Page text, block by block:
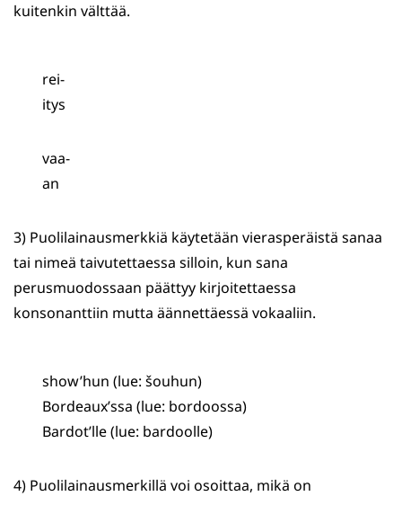
kuitenkin välttää.
rei-
itys
vaa-
an
3) Puolilainausmerkkiä käytetään vierasperäistä sanaa
tai nimeä taivutettaessa silloin, kun sana
perusmuodossaan päättyy kirjoitettaessa
konsonanttiin mutta äännettäessä vokaaliin.
show’hun (lue: šouhun)
Bordeaux’ssa (lue: bordoossa)
Bardot’lle (lue: bardoolle)
4) Puolilainausmerkillä voi osoittaa, mikä on